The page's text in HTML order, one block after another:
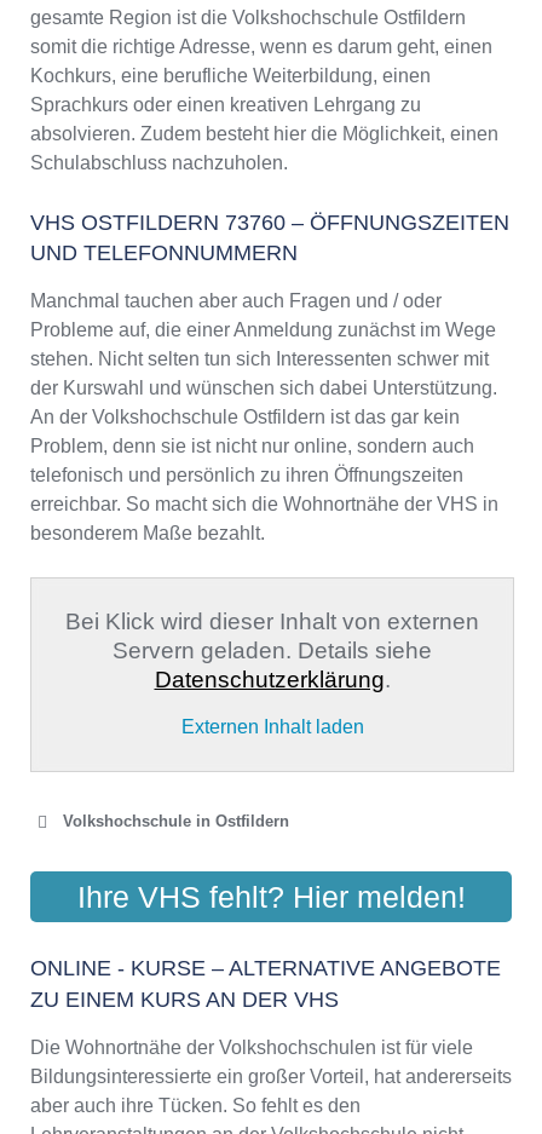
VHS Ostfildern Programm 2025 / 2026
gesamte Region ist die Volkshochschule Ostfildern
somit die richtige Adresse, wenn es darum geht, einen
Kochkurs, eine berufliche Weiterbildung, einen
Sprachkurs oder einen kreativen Lehrgang zu
absolvieren. Zudem besteht hier die Möglichkeit, einen
Schulabschluss nachzuholen.
VHS OSTFILDERN 73760 – ÖFFNUNGSZEITEN
UND TELEFONNUMMERN
Manchmal tauchen aber auch Fragen und / oder
Probleme auf, die einer Anmeldung zunächst im Wege
stehen. Nicht selten tun sich Interessenten schwer mit
der Kurswahl und wünschen sich dabei Unterstützung.
An der Volkshochschule Ostfildern ist das gar kein
Problem, denn sie ist nicht nur online, sondern auch
telefonisch und persönlich zu ihren Öffnungszeiten
erreichbar. So macht sich die Wohnortnähe der VHS in
besonderem Maße bezahlt.
Bei Klick wird dieser Inhalt von externen
Servern geladen. Details siehe
Datenschutzerklärung.
Externen Inhalt laden
Volkshochschule in Ostfildern
VOLKSHOCHSCHULE
OSTFILDERN
Aktualisiert: August 2021
Ihre VHS fehlt? Hier melden!
ONLINE - KURSE – ALTERNATIVE ANGEBOTE
ZU EINEM KURS AN DER VHS
Die Wohnortnähe der Volkshochschulen ist für viele
Bildungsinteressierte ein großer Vorteil, hat andererseits
aber auch ihre Tücken. So fehlt es den